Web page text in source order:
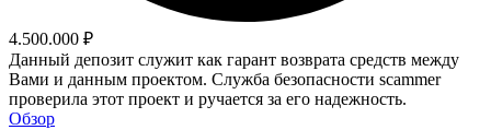
4.500.000 ₽
Данный депозит служит как гарант возврата средств между
Вами и данным проектом. Служба безопасности scammer
проверила этот проект и ручается за его надежность.
Обзор